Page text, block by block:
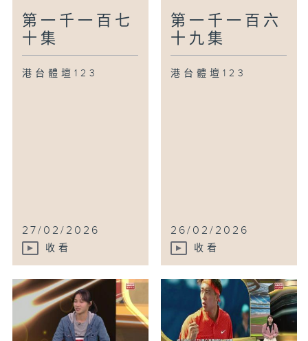
第一千一百七
十集
港台體壇123
27/02/2026
收看
第一千一百六
十九集
港台體壇123
26/02/2026
收看